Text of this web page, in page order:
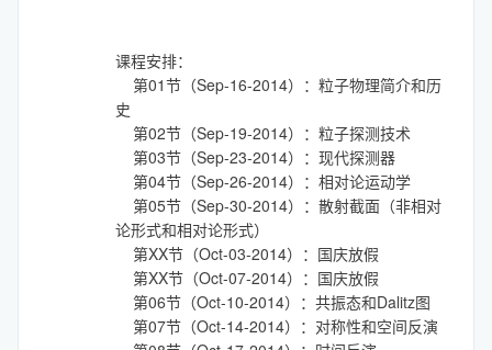
课程安排：
第01节（Sep-16-2014）：粒子物理简介和历
史
第02节（Sep-19-2014）：粒子探测技术
第03节（Sep-23-2014）：现代探测器
第04节（Sep-26-2014）：相对论运动学
第05节（Sep-30-2014）：散射截面（非相对
论形式和相对论形式）
第XX节（Oct-03-2014）：国庆放假
第XX节（Oct-07-2014）：国庆放假
第06节（Oct-10-2014）：共振态和Dalitz图
第07节（Oct-14-2014）：对称性和空间反演